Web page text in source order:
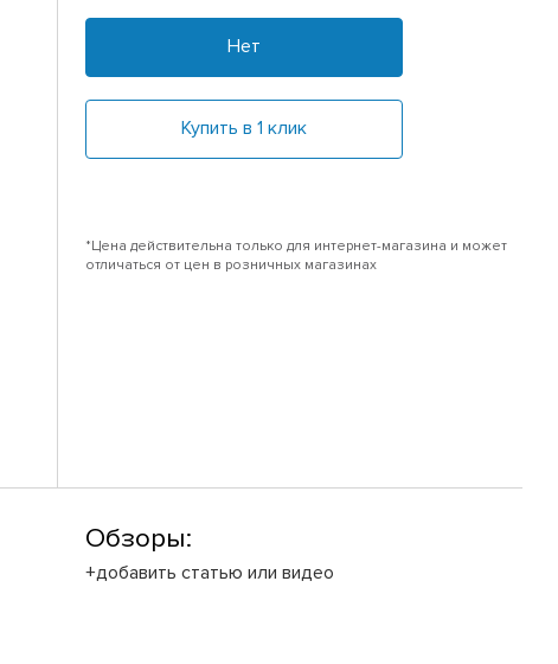
Нет
Купить в 1 клик
*Цена действительна только для интернет-магазина и может
отличаться от цен в розничных магазинах
Обзоры:
+добавить статью или видео